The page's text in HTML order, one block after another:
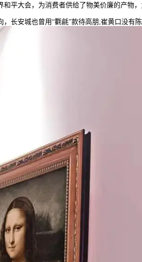
和平大会，为消费者供给了物美价廉的产物
安城也曾用“氍毹”款待高朋;崔黄口没有